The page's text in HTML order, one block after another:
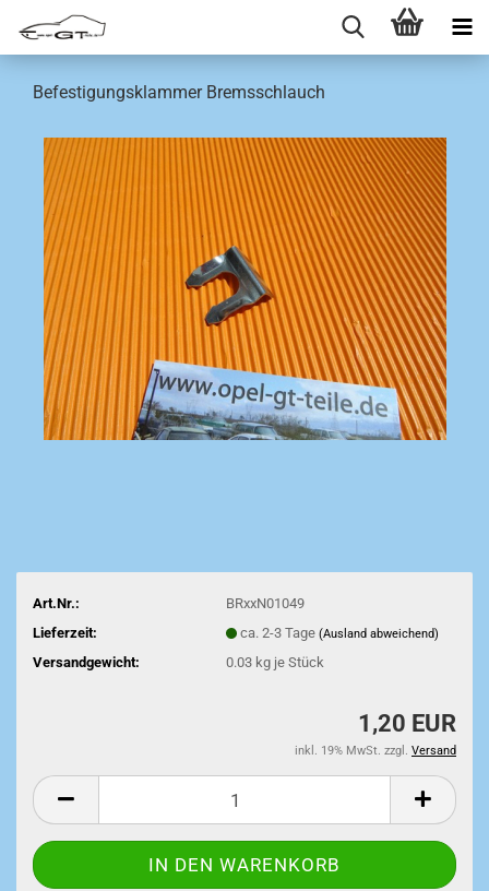
Befestigungsklammer Bremsschlauch
Art.Nr.:
BRxxN01049
Lieferzeit:
ca. 2-3 Tage (Ausland abweichend)
Versandgewicht: 0.03kg je Stück
1,20 EUR
inkl. 19% MwSt. zzgl. Versand